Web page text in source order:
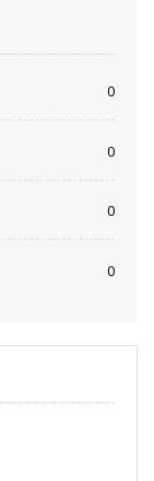
0
0
0
0